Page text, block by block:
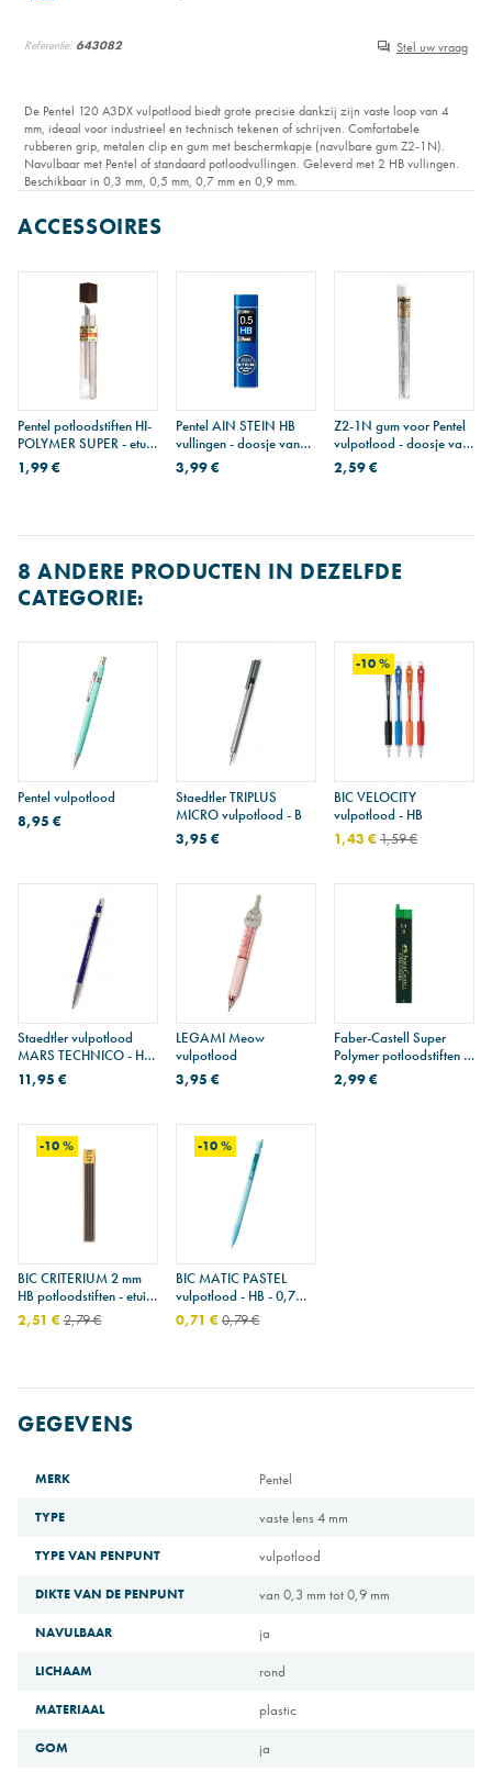
Referentie: 643082 Stel uw vraag
De Pentel 120 A3DX vulpotlood biedt grote precisie dankzij zijn vaste loop van 4
mm, ideaal voor industrieel en technisch tekenen of schrijven. Comfortabele
rubberen grip, metalen clip en gum met beschermkapje (navulbare gum Z2-1N).
Navulbaar met Pentel of standaard potloodvullingen. Geleverd met 2 HB vullingen.
Beschikbaar in 0,3 mm, 0,5 mm, 0,7 mm en 0,9 mm.
ACCESSOIRES
Pentel potloodstiften HI-
POLYMER SUPER - etui
van 12 - 0,3 mm - 2H
1,99 €
Pentel AIN STEIN HB
vullingen - doosje van
40 - 0,5 mm
3,99 €
Z2-1N gum voor Pentel
vulpotlood - doosje van
4
2,59 €
8 ANDERE PRODUCTEN IN DEZELFDE
CATEGORIE:
Pentel vulpotlood
8,95 €
Staedtler TRIPLUS
MICRO vulpotlood - B
3,95 €
-10 %
BIC VELOCITY
vulpotlood - HB
1,43 €1,59 €
Staedtler vulpotlood
MARS TECHNICO - HB
- 2 mm
11,95 €
LEGAMI Meow
vulpotlood
3,95 €
Faber-Castell Super
Polymer potloodstiften -
Etui van 6 - 1,4 mm - B
2,99 €
-10 %
BIC CRITERIUM 2 mm
HB potloodstiften - etui
van 6
2,51 €2,79 €
-10 %
BIC MATIC PASTEL
vulpotlood - HB - 0,7
mm
0,71 €0,79 €
GEGEVENS
MERK Pentel
TYPE vaste lens 4 mm
TYPE VAN PENPUNT vulpotlood
DIKTE VAN DE PENPUNT van 0,3 mm tot 0,9 mm
NAVULBAAR ja
LICHAAM rond
MATERIAAL plastic
GOM ja